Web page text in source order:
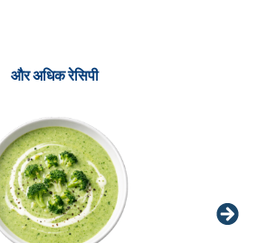
और अधिक रेसिपी